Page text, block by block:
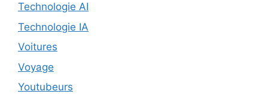
Technologie AI
Technologie IA
Voitures
Voyage
Youtubeurs